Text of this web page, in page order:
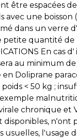
être espacées
avec une boisson
dans un verre
quantité de
En cas
au minimum
en Doliprane
< 50 kg ;
chronique et
n'ont
l'usage